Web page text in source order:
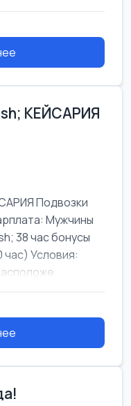
КЕЙСАРИЯ
Подвозки
Мужчины
38 час бонусы
час) Условия: